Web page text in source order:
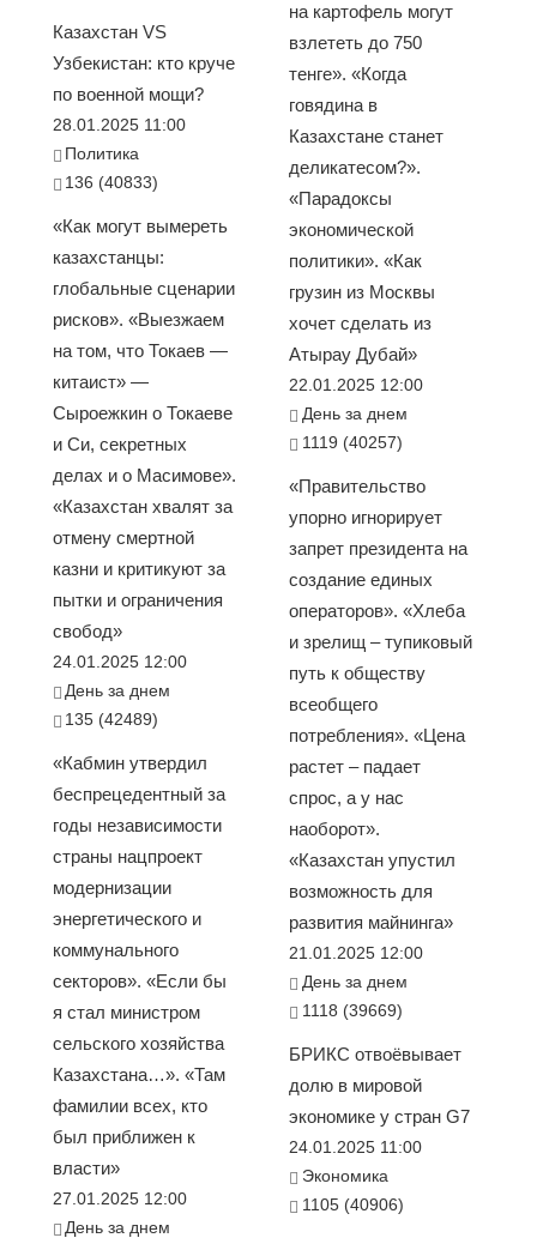
Казахстан VS
Узбекистан: кто круче
по военной мощи?
28.01.2025 11:00
Политика
136 (40833)
«Как могут вымереть
казахстанцы:
глобальные сценарии
рисков». «Выезжаем
на том, что Токаев —
китаист» —
Сыроежкин о Токаеве
и Си, секретных
делах и о Масимове».
«Казахстан хвалят за
отмену смертной
казни и критикуют за
пытки и ограничения
свобод»
24.01.2025 12:00
День за днем
135 (42489)
«Кабмин утвердил
беспрецедентный за
годы независимости
страны нацпроект
модернизации
энергетического и
коммунального
секторов». «Если бы
я стал министром
сельского хозяйства
Казахстана…». «Там
фамилии всех, кто
был приближен к
власти»
27.01.2025 12:00
День за днем
на картофель могут
взлететь до 750
тенге». «Когда
говядина в
Казахстане станет
деликатесом?».
«Парадоксы
экономической
политики». «Как
грузин из Москвы
хочет сделать из
Атырау Дубай»
22.01.2025 12:00
День за днем
1119 (40257)
«Правительство
упорно игнорирует
запрет президента на
создание единых
операторов». «Хлеба
и зрелищ – тупиковый
путь к обществу
всеобщего
потребления». «Цена
растет – падает
спрос, а у нас
наоборот».
«Казахстан упустил
возможность для
развития майнинга»
21.01.2025 12:00
День за днем
1118 (39669)
БРИКС отвоёвывает
долю в мировой
экономике у стран G7
24.01.2025 11:00
Экономика
1105 (40906)